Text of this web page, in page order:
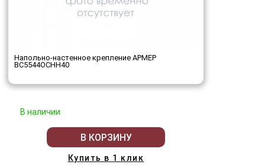
Напольно-настенное крепление АРМЕР
ВС5544ОСНН40
В наличии
В КОРЗИНУ
Купить в 1 клик